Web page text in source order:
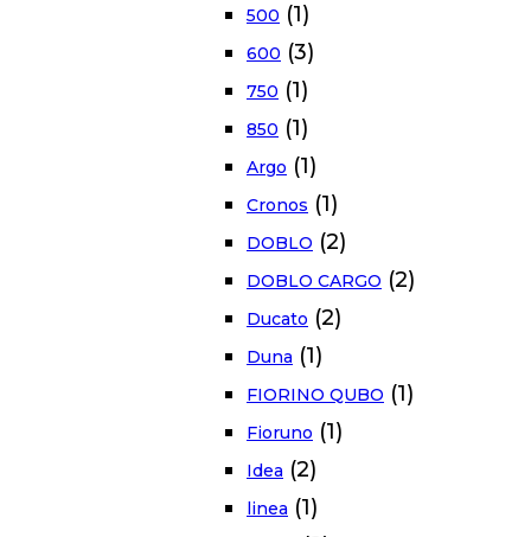
500 (1)
600 (3)
750 (1)
850 (1)
Argo (1)
Cronos (1)
DOBLO (2)
DOBLO CARGO (2)
Ducato (2)
Duna (1)
FIORINO QUBO (1)
Fioruno (1)
Idea (2)
linea (1)